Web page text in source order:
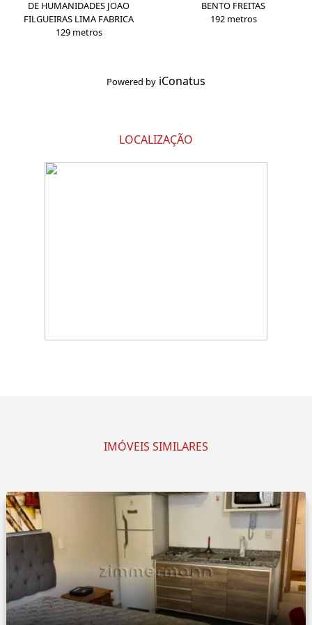
DE HUMANIDADES JOAO
FILGUEIRAS LIMA FABRICA
129 metros
BENTO FREITAS
192 metros
Powered by iConatus
LOCALIZAÇÃO
IMÓVEIS SIMILARES